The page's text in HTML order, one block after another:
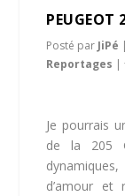
PEUGEOT
Posté par JiPé |
Reportages |
Je pourrais
de la 205
d’amour et